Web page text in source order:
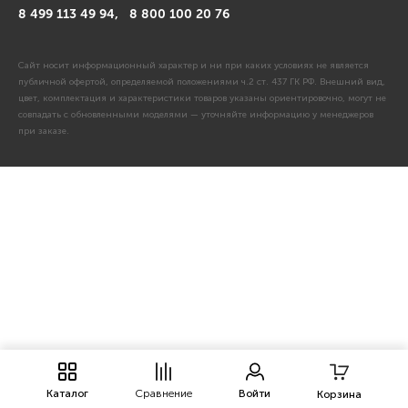
Каталог Сравнение Войти Корзина
8 499 113 49 94, 8 800 100 20 76
Сайт носит информационный характер и ни при каких условиях не является
публичной офертой, определяемой положениями ч.2 ст. 437 ГК РФ. Внешний вид,
цвет, комплектация и характеристики товаров указаны ориентировочно, могут не
совпадать с обновленными моделями — уточняйте информацию у менеджеров
при заказе.